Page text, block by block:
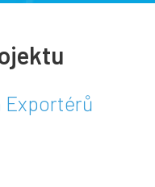
Exportérů